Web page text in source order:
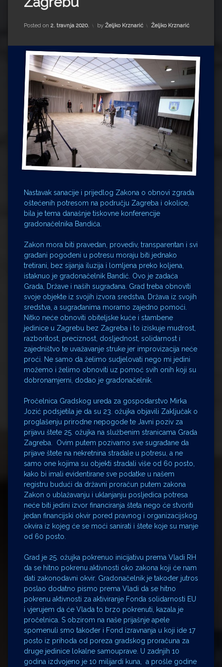
Impressum
Milenko Strižak
Drugi autori
Drugi autori
Matea Andrić
Ljiljana Lekanić-Kljaić
Željko Krznarić
Mario Lovreković
Miroslav Šantek
Posted on 2. travnja 2020. by Željko Krznarić Kategorije:
Željko Krznarić
Nastavak sanacije i prijedlog Zakona o obnovi zgrada
oštećenih potresom na području Zagreba i okolice,
bila je tema današnje tiskovne konferencije
gradonačelnika Bandića.
Zakon mora biti pravedan, provediv, transparentan i svi
građani pogođeni u potresu moraju biti jednako
tretirani, bez sijanja iluzija i lomljena preko koljena,
istaknuo je gradonačelnik Bandić. Ovo je zadaća
Grada, Države i naših sugrađana. Grad treba obnoviti
svoje objekte iz svojih izvora sredstva, Država iz svojih
sredstva, a sugrađanima moramo zajedno pomoći.
Nitko neće obnoviti obiteljske kuće i stambene
jedinice u Zagrebu bez Zagreba i to iziskuje mudrost,
razboritost, preciznost, dosljednost, solidarnost i
zajedništvo te uvažavanje struke jer improvizacija neće
proći. Ne samo da želimo sudjelovati nego mi jedini
možemo i želimo obnoviti uz pomoć svih onih koji su
dobronamjerni, dodao je gradonačelnik.
Pročelnica Gradskog ureda za gospodarstvo Mirka
Jozić podsjetila je da su 23. ožujka objavili Zaključak o
proglašenju prirodne nepogode te Javni poziv za
prijavu štete 25. ožujka na službenim stranicama Grada
Zagreba. Ovim putem pozivamo sve sugrađane da
prijave štete na nekretnina stradale u potresu, a ne
samo one kojima su objekti stradali više od 60 posto,
kako bi imali evidentirane sve podatke u našem
registru budući da državni proračun putem zakona
Zakon o ublažavanju i uklanjanju posljedica potresa
neće biti jedini izvor financiranja šteta nego će stvoriti
jedan financijski okvir pored pravnog i organizacijskog
okvira iz kojeg će se moći sanirati i štete koje su manje
od 60 posto.
Grad je 25. ožujka pokrenuo inicijativu prema Vladi RH
da se hitno pokrenu aktivnosti oko zakona koji će nam
dati zakonodavni okvir. Gradonačelnik je također jutros
poslao dodatno pismo prema Vladi da se hitno
pokrenu aktivnosti za aktiviranje Fonda solidarnosti EU
i vjerujem da će Vlada to brzo pokrenuti, kazala je
pročelnica. S obzirom na naše prijašnje apele
spomenuli smo također i Fond izravnanja u koji ide 17
posto iz prihoda od poreza gradskog proračuna za
druge jedinice lokalne samouprave. U zadnjih 10
godina izdvojeno je 10 milijardi kuna, a prošle godine